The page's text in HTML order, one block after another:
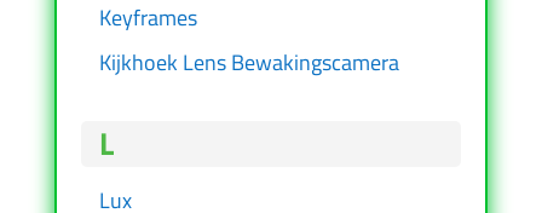
Keyframes
Kijkhoek Lens Bewakingscamera
L
Lux